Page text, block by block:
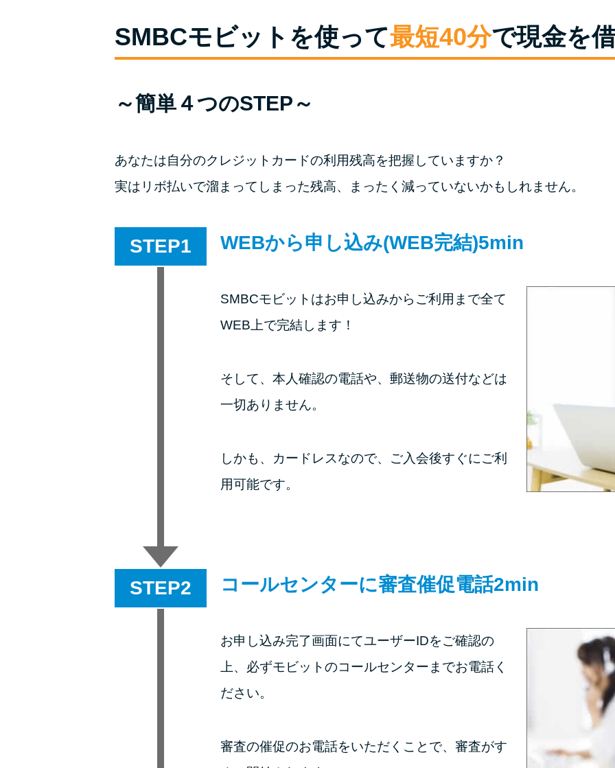
SMBCモビットを使って最短40分で現金を
～簡単４つのSTEP～
あなたは自分のクレジットカードの利用残高を把握していますか？
実はリボ払いで溜まってしまった残高、まったく減っていないかもしれません。
STEP WEBから申し込み(WEB完結)5min
SMBCモビットはお申し込みからご利用まで全て
WEB上で完結します！
そして、本人確認の電話や、郵送物の送付などは
一切ありません。
しかも、カードレスなので、ご入会後すぐにご利
用可能です。
STEP コールセンターに審査催促電話2min
お申し込み完了画面にてユーザーIDをご確認の
上、必ずモビットのコールセンターまでお電話く
ださい。
審査の催促のお電話をいただくことで、審査がす